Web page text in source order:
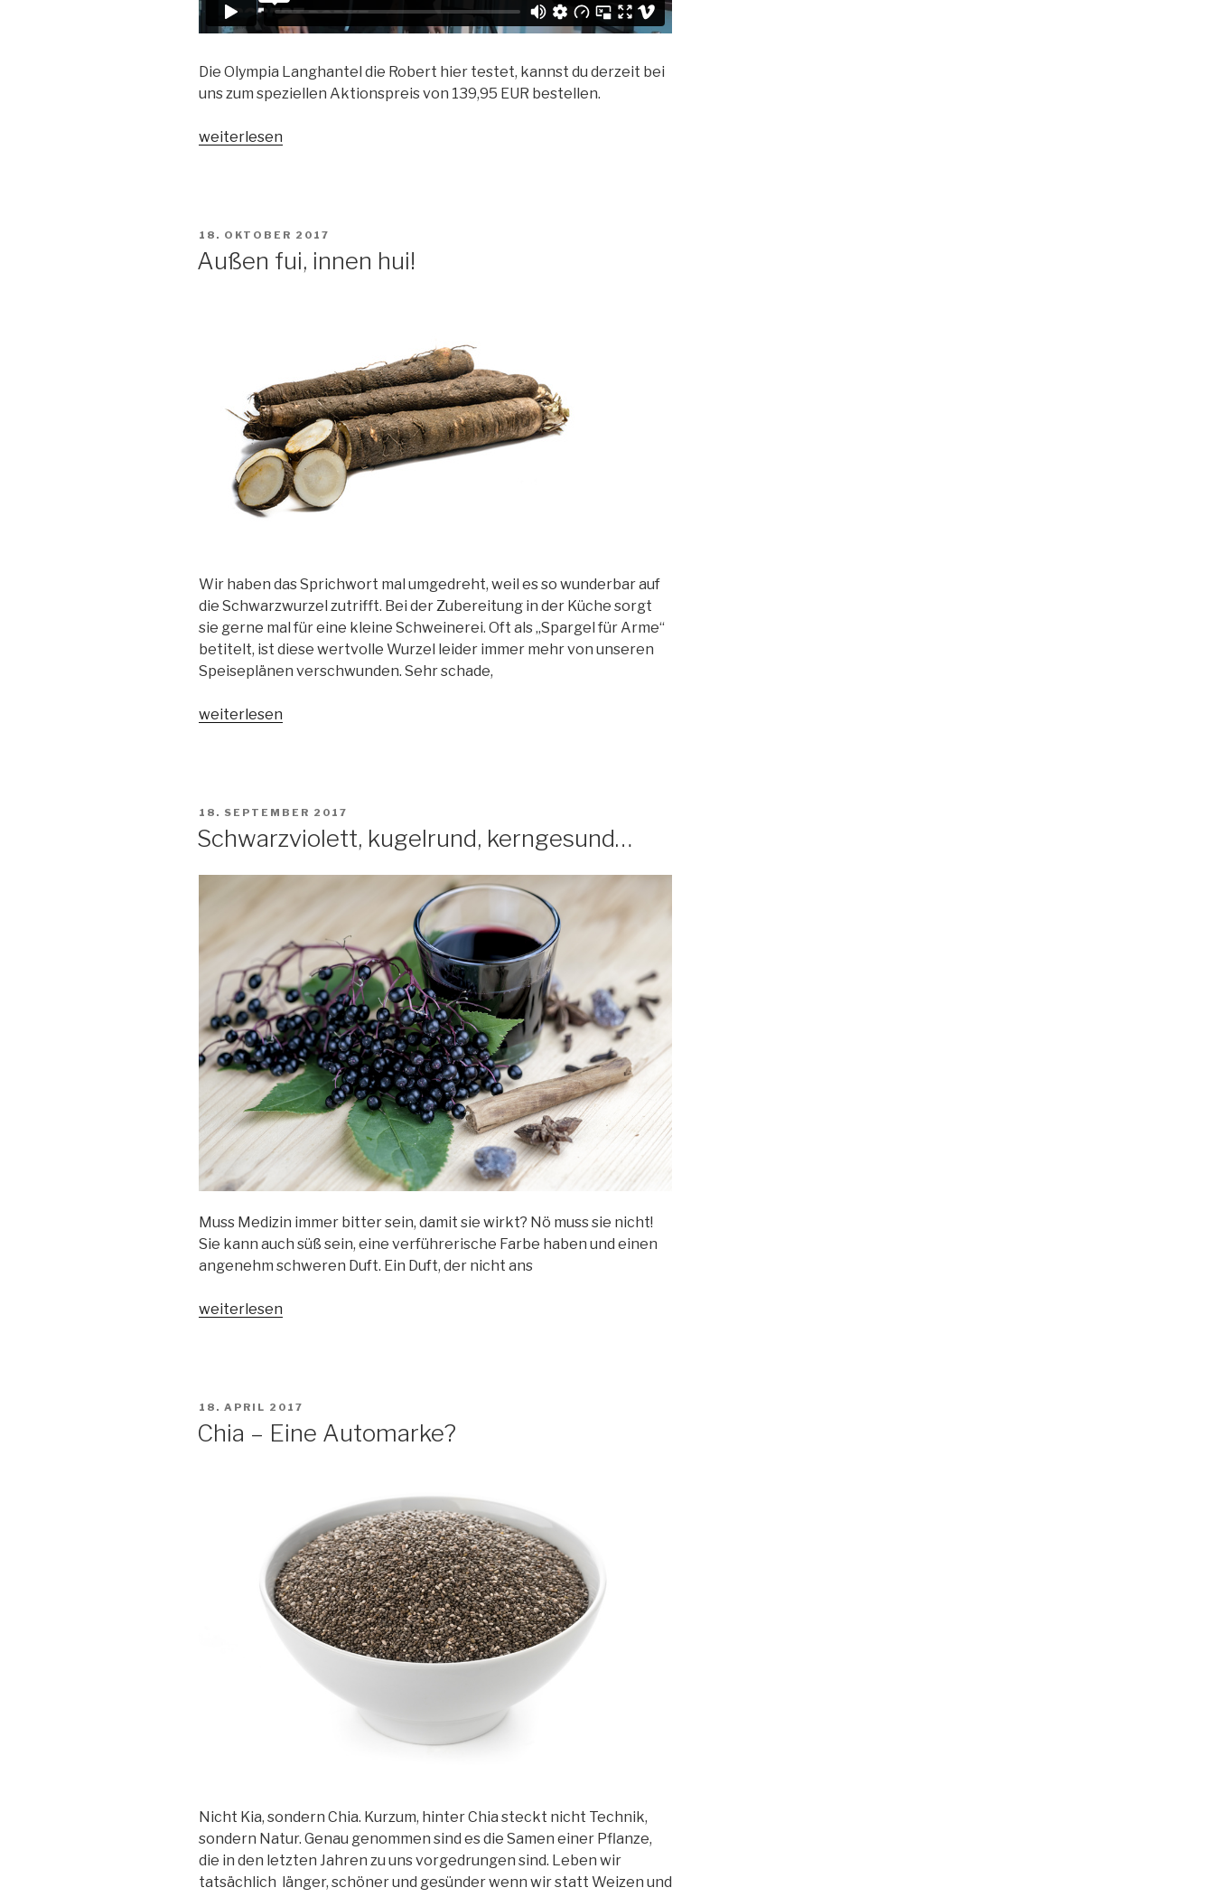
Die Olympia Langhantel die Robert hier testet, kannst du derzeit bei
uns zum speziellen Aktionspreis von 139,95 EUR bestellen.
„Welche
zu
mir
weiterlesen
VERÖFFENTLICHT
18. OKTOBER 2017
Außen fui, innen hui!
Wir haben das Sprichwort mal umgedreht, weil es so wunderbar auf
die Schwarzwurzel zutrifft. Bei der Zubereitung in der Küche sorgt
sie gerne mal für eine kleine Schweinerei. Oft als „Spargel für Arme“
betitelt, ist diese wertvolle Wurzel leider immer mehr von unseren
Speiseplänen verschwunden. Sehr schade,
„Außen
weiterlesen
VERÖFFENTLICHT
18. SEPTEMBER 2017
Schwarzviolett, kugelrund, kerngesund…
Muss Medizin immer bitter sein, damit sie wirkt? Nö muss sie nicht!
Sie kann auch süß sein, eine verführerische Farbe haben und einen
angenehm schweren Duft. Ein Duft, der nicht ans
„Schwarzviolett,
weiterlesen
VERÖFFENTLICHT
18. APRIL 2017
Chia – Eine Automarke?
Nicht Kia, sondern Chia. Kurzum, hinter Chia steckt nicht Technik,
sondern Natur. Genau genommen sind es die Samen einer Pflanze,
die in den letzten Jahren zu uns vorgedrungen sind. Leben wir
tatsächlich länger, schöner und gesünder wenn wir statt Weizen und